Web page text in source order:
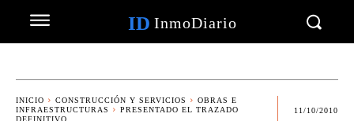
ID InmoDiario
INICIO CONSTRUCCIÓN Y SERVICIOS
OBRAS E
INFRAESTRUCTURAS
PRESENTADO EL TRAZADO
DEFINITIVO...
11/10/2010